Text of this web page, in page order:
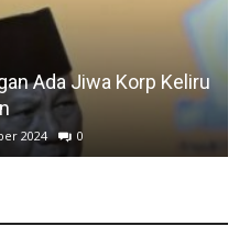
Ada Jiwa Korp Keliru
2024 0